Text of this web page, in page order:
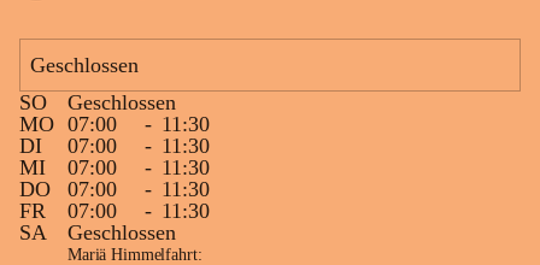
Geschlossen
SO
Geschlossen
MO 07:00 - 11:30
DI
07:00 - 11:30
MI
07:00 - 11:30
DO
07:00 - 11:30
FR
07:00 - 11:30
SA
Geschlossen
Mariä Himmelfahrt: